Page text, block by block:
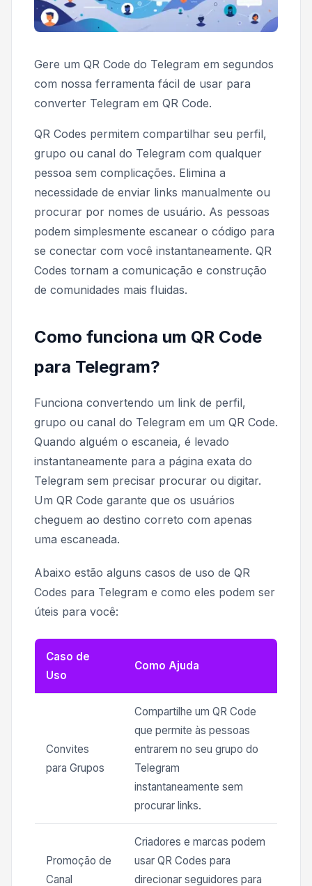
Gere um QR Code do Telegram em segundos
com nossa ferramenta fácil de usar para
converter Telegram em QR Code.
QR Codes permitem compartilhar seu perfil,
grupo ou canal do Telegram com qualquer
pessoa sem complicações. Elimina a
necessidade de enviar links manualmente ou
procurar por nomes de usuário. As pessoas
podem simplesmente escanear o código para
se conectar com você instantaneamente. QR
Codes tornam a comunicação e construção
de comunidades mais fluidas.
Como funciona um QR Code
para Telegram?
Funciona convertendo um link de perfil,
grupo ou canal do Telegram em um QR Code.
Quando alguém o escaneia, é levado
instantaneamente para a página exata do
Telegram sem precisar procurar ou digitar.
Um QR Code garante que os usuários
cheguem ao destino correto com apenas
uma escaneada.
Abaixo estão alguns casos de uso de QR
Codes para Telegram e como eles podem ser
úteis para você:
Caso de
Uso
Como Ajuda
Convites
para Grupos
Compartilhe um QR Code
que permite às pessoas
entrarem no seu grupo do
Telegram
instantaneamente sem
procurar links.
Promoção de
Canal
Criadores e marcas podem
usar QR Codes para
direcionar seguidores para